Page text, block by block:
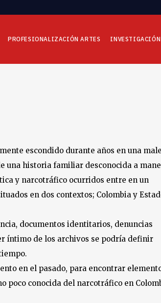
PROFESIONALIZACIÓN ARTES INVESTIGACIÓN
escondido durante años en una
una historia familiar desconocida a
y narcotráfico ocurridos entre en un
en dos contextos; Colombia y
documentos identitarios, denuncias
íntimo de los archivos se podría definir
en el pasado, para encontrar
poco conocida del narcotráfico en